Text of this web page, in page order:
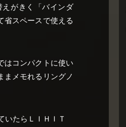
がきく「バインダ
省スペースで使える
はコンパクトに使い
まメモれるリングノ
いたらＬＩＨＩＴ